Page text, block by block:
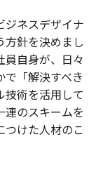
ネスデザイナ
方針を決めまし
員自身が、日々
「解決すべき
術を活用して
のスキームを
けた人材のこ